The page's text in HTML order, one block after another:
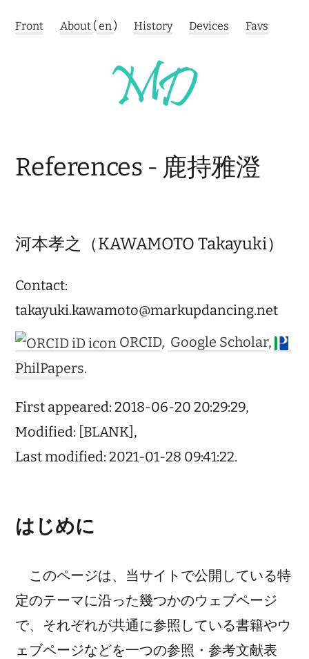
Front About (en) History Devices Favs
References - 鹿持雅澄
河本孝之（KAWAMOTO Takayuki）
Contact:
takayuki.kawamoto@markupdancing.net
ORCID, Google Scholar,
PhilPapers.
First appeared: 2018-06-20 20:29:29,
Modified: [BLANK],
Last modified: 2021-01-28 09:41:22.
はじめに
このページは、当サイトで公開している特
定のテーマに沿った幾つかのウェブページ
で、それぞれが共通に参照している書籍やウ
ェブページなどを一つの参照・参考文献表